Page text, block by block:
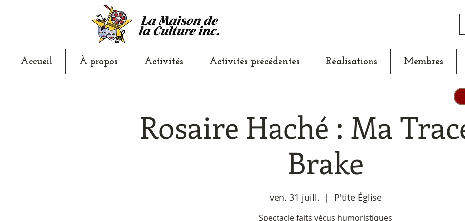
Accueil À propos Activités Activités précédentes Réalisations Membres
Rosaire Haché : Ma
Brake
ven. 31 juill.
  |
P'tite Église
Spectacle faits vécus humoristiques